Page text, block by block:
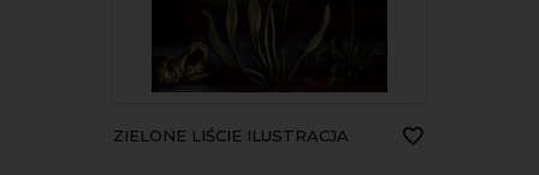
ZIELONE LIŚCIE ILUSTRACJA